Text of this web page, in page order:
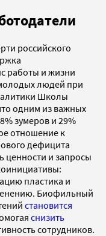
российского
работы и жизни
людей при
Школы
одним из важных
зумеров и 29%
отношение к
дефицита
ценности и запросы
пластика и
Биофильный
становится
снизить
сотрудников.